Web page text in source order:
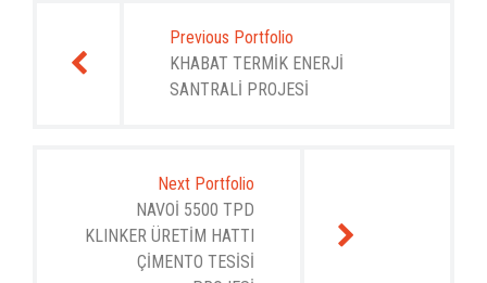
gezinmesiPrevious Portfolio
KHABAT TERMİK ENERJİ
SANTRALİ PROJESİ
Next Portfolio
NAVOİ 5500 TPD
KLINKER ÜRETİM HATTI
ÇİMENTO TESİSİ